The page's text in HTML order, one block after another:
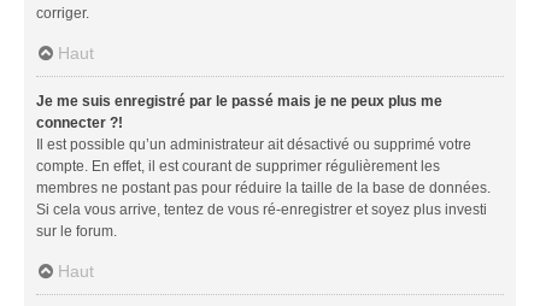
corriger.
Haut
Je me suis enregistré par le passé mais je ne peux plus me
connecter ?!
Il est possible qu’un administrateur ait désactivé ou supprimé votre
compte. En effet, il est courant de supprimer régulièrement les
membres ne postant pas pour réduire la taille de la base de données.
Si cela vous arrive, tentez de vous ré-enregistrer et soyez plus investi
sur le forum.
Haut